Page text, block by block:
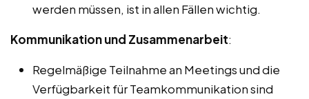
werden müssen, ist in allen Fällen wichtig.
Kommunikation und Zusammenarbeit:
Regelmäßige Teilnahme an Meetings und die
Verfügbarkeit für Teamkommunikation sind